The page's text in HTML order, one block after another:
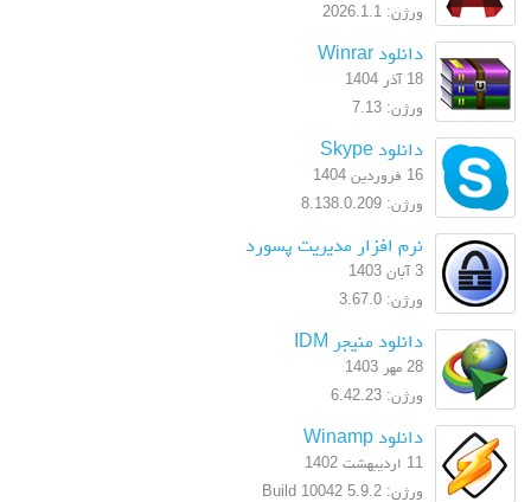
ورژن: 2026.1.1
18 آذر 1404
ورژن: 7.13
دانلود Skype
16 فروردین 1404
ورژن: 8.138.0.209
نرم افزار مدیریت پسورد
ورژن: 3.67.0
دانلود منیجر IDM
28 مهر 1403
ورژن: 6.42.23
دانلود Winamp
11 اردیبهشت 1402
ورژن: 5.9.2 Build 10042